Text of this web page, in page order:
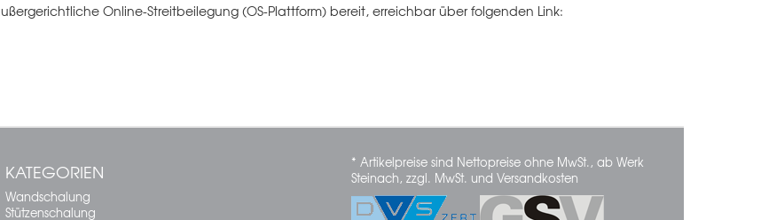
Online-Streitbeilegung (OS-Plattform) bereit, erreichbar über folgenden Link:
KATEGORIEN
Wandschalung
Stützenschalung
* Artikelpreise sind Nettopreise ohne MwSt., ab Werk
Steinach, zzgl. MwSt. und Versandkosten